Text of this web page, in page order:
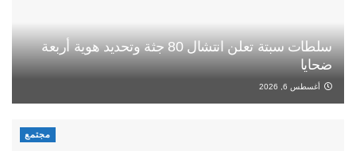
سلطات سبتة تعلن انتشال 80 جثة وتحديد هوية أربعة
ضحايا
أغسطس 6, 2026
مجتمع